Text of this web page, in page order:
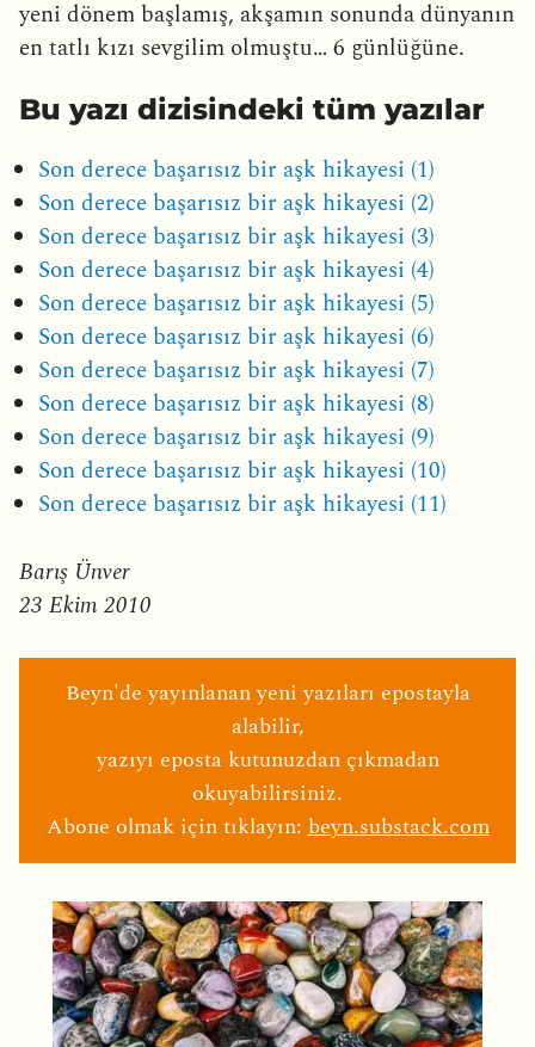
yeni dönem başlamış, akşamın sonunda dünyanın
en tatlı kızı sevgilim olmuştu… 6 günlüğüne.
Bu yazı dizisindeki tüm yazılar
Son derece başarısız bir aşk hikayesi (1)
Son derece başarısız bir aşk hikayesi (2)
Son derece başarısız bir aşk hikayesi (3)
Son derece başarısız bir aşk hikayesi (4)
Son derece başarısız bir aşk hikayesi (5)
Son derece başarısız bir aşk hikayesi (6)
Son derece başarısız bir aşk hikayesi (7)
Son derece başarısız bir aşk hikayesi (8)
Son derece başarısız bir aşk hikayesi (9)
Son derece başarısız bir aşk hikayesi (10)
Son derece başarısız bir aşk hikayesi (11)
Barış Ünver
23 Ekim 2010
Beyn'de yayınlanan yeni yazıları epostayla
alabilir,
yazıyı eposta kutunuzdan çıkmadan
okuyabilirsiniz.
Abone olmak için tıklayın:beyn.substack.com